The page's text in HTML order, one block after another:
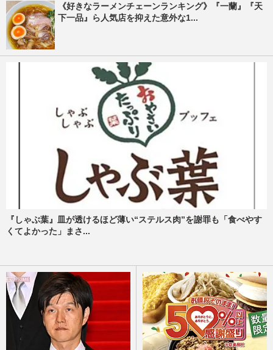
《好きなラーメンチェーンランキング》『一蘭』『天
下一品』ら人気店を抑えた意外な1...
『しゃぶ葉』皿が透けるほど薄い“ステルス肉”を謝罪も「食べやす
くてよかった」まさ...